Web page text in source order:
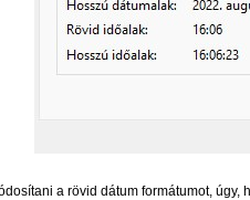
a rövid dátum formátumot,